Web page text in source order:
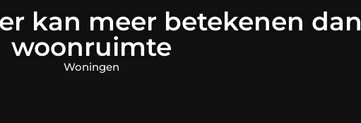
kan meer betekenen dan
woonruimte
Woningen